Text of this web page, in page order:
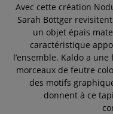
Avec cette création
Sarah Böttger
un objet épais
caractéristique
l’ensemble. Kaldo a
morceaux de feutre
des motifs
donnent à ce